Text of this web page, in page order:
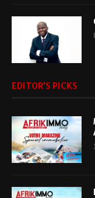
EDITOR’S PICKS